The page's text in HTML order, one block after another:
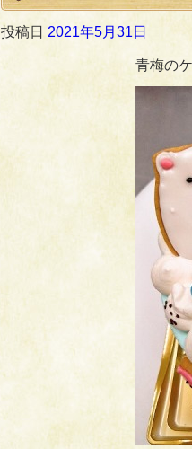
投稿日 2021年5月31日
青梅の